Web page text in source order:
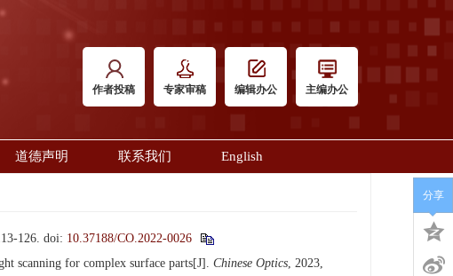
作者投稿 专家审稿 编辑办公 主编办公
道德声明 联系我们 English
126. doi: 10.37188/CO.2022-0026
scanning for complex surface parts[J]. Chinese Optics, 2023,
分享